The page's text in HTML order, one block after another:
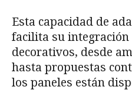
Esta capacidad de
facilita su
decorativos, desde
hasta propuestas
los paneles están